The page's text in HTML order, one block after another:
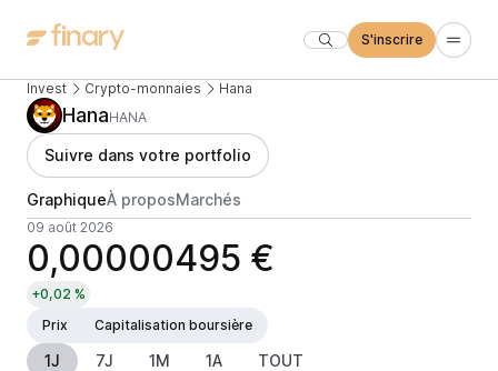
S'inscrire
Invest Crypto-monnaies Hana
HanaHANA
Suivre dans votre portfolio
GraphiqueÀ proposMarchés
09 août 2026
0,00000495 €
+0,02 %
Prix
Capitalisation boursière
1J 7J 1M 1A TOUT